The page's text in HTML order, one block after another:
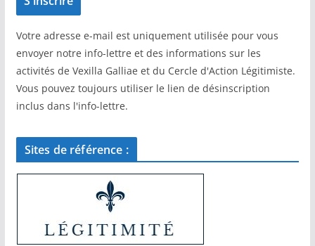
Votre adresse e-mail est uniquement utilisée pour vous
envoyer notre info-lettre et des informations sur les
activités de Vexilla Galliae et du Cercle d'Action Légitimiste.
Vous pouvez toujours utiliser le lien de désinscription
inclus dans l'info-lettre.
Sites de référence :